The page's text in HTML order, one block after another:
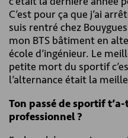
C’est pour ça que j’ai
suis rentré chez
mon BTS bâtiment en
école d’ingénieur. Le
petite mort du sportif
l’alternance était la
Ton passé de sportif
professionnel ?